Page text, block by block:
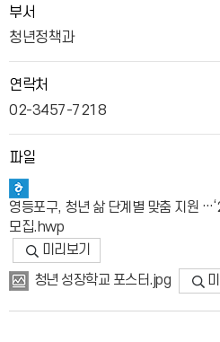
부서
청년정책과
연락처
02-3457-7218
파일
영등포구, 청년 삶 단계별 맞춤 지원
모집.hwp
미리보기
청년 성장학교 포스터.jpg